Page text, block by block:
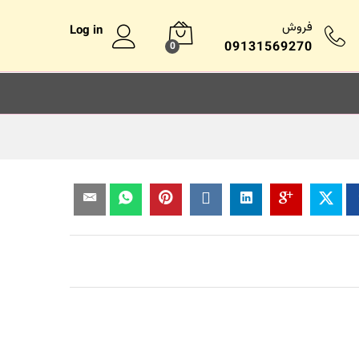
فروش
09131569270
0
Log in